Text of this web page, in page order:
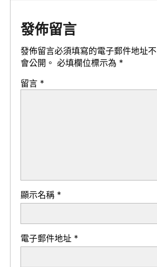
發佈留言
發佈留言必須填寫的電子郵件地址不
會公開。 必填欄位標示為 *
留言 *
顯示名稱 *
電子郵件地址 *